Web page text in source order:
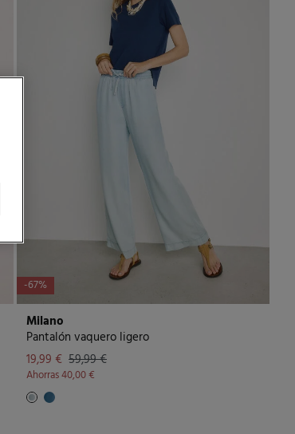
-67%
Milano
Pantalón vaquero ligero
19,99 € 59,99 €
Ahorras40,00 €